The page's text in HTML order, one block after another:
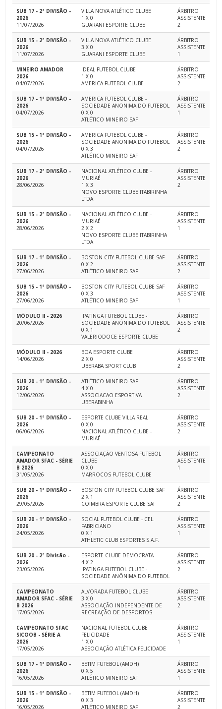
SUB 17 - 2ª DIVISÃO -
2026
11/07/2026
VILLA NOVA ATLÉTICO CLUBE
1 X 0
GUARANI ESPORTE CLUBE
ÁRBITRO
ASSISTENTE
2
SUB 15 - 2ª DIVISÃO -
2026
11/07/2026
VILLA NOVA ATLÉTICO CLUBE
3 X 0
GUARANI ESPORTE CLUBE
ÁRBITRO
ASSISTENTE
1
MINEIRO AMADOR
2026
04/07/2026
IDEAL FUTEBOL CLUBE
1 X 0
AMERICA FUTEBOL CLUBE
ÁRBITRO
ASSISTENTE
2
SUB 17 - 1ª DIVISÃO -
2026
04/07/2026
AMERICA FUTEBOL CLUBE -
SOCIEDADE ANONIMA DO FUTEBOL
0 X 0
ATLÉTICO MINEIRO SAF
ÁRBITRO
ASSISTENTE
1
SUB 15 - 1ª DIVISÃO -
2026
04/07/2026
AMERICA FUTEBOL CLUBE -
SOCIEDADE ANONIMA DO FUTEBOL
0 X 3
ATLÉTICO MINEIRO SAF
ÁRBITRO
ASSISTENTE
2
SUB 17 - 2ª DIVISÃO -
2026
28/06/2026
NACIONAL ATLÉTICO CLUBE -
MURIAÉ
1 X 3
NOVO ESPORTE CLUBE ITABIRINHA
LTDA
ÁRBITRO
ASSISTENTE
2
SUB 15 - 2ª DIVISÃO -
2026
28/06/2026
NACIONAL ATLÉTICO CLUBE -
MURIAÉ
2 X 2
NOVO ESPORTE CLUBE ITABIRINHA
LTDA
ÁRBITRO
ASSISTENTE
1
SUB 17 - 1ª DIVISÃO -
2026
27/06/2026
BOSTON CITY FUTEBOL CLUBE SAF
0 X 2
ATLÉTICO MINEIRO SAF
ÁRBITRO
ASSISTENTE
2
SUB 15 - 1ª DIVISÃO -
2026
27/06/2026
BOSTON CITY FUTEBOL CLUBE SAF
0 X 3
ATLÉTICO MINEIRO SAF
ÁRBITRO
ASSISTENTE
1
MÓDULO II - 2026
20/06/2026
IPATINGA FUTEBOL CLUBE -
SOCIEDADE ANÔNIMA DO FUTEBOL
0 X 1
VALERIODOCE ESPORTE CLUBE
ÁRBITRO
ASSISTENTE
2
MÓDULO II - 2026
14/06/2026
BOA ESPORTE CLUBE
2 X 0
UBERABA SPORT CLUB
ÁRBITRO
ASSISTENTE
2
SUB 20 - 1ª DIVISÃO -
2026
12/06/2026
ATLÉTICO MINEIRO SAF
4 X 0
ASSOCIACAO ESPORTIVA
UBERABINHA
ÁRBITRO
ASSISTENTE
2
SUB 20 - 1ª DIVISÃO -
2026
06/06/2026
ESPORTE CLUBE VILLA REAL
0 X 0
NACIONAL ATLÉTICO CLUBE -
MURIAÉ
ÁRBITRO
ASSISTENTE
2
CAMPEONATO
AMADOR SFAC - SÉRIE
B 2026
31/05/2026
ASSOCIAÇÃO VENTOSA FUTEBOL
CLUBE
0 X 0
MARROCOS FUTEBOL CLUBE
ÁRBITRO
ASSISTENTE
1
SUB 20 - 1ª DIVISÃO -
2026
29/05/2026
BOSTON CITY FUTEBOL CLUBE SAF
2 X 1
COIMBRA ESPORTE CLUBE SAF
ÁRBITRO
ASSISTENTE
2
SUB 20 - 1ª DIVISÃO -
2026
24/05/2026
SOCIAL FUTEBOL CLUBE - CEL.
FABRICIANO
0 X 1
ATHLETIC CLUB ESPORTES S.A.F.
ÁRBITRO
ASSISTENTE
1
SUB 20 - 2ª Divisão -
2026
23/05/2026
ESPORTE CLUBE DEMOCRATA
4 X 2
IPATINGA FUTEBOL CLUBE -
SOCIEDADE ANÔNIMA DO FUTEBOL
ÁRBITRO
ASSISTENTE
2
CAMPEONATO
AMADOR SFAC - SÉRIE
B 2026
17/05/2026
ALVORADA FUTEBOL CLUBE
3 X 0
ASSOCIAÇÃO INDEPENDENTE DE
RECREAÇÃO DE DESPORTOS
ÁRBITRO
ASSISTENTE
2
CAMPEONATO SFAC
SICOOB - SÉRIE A
2026
17/05/2026
NACIONAL FUTEBOL CLUBE
FELICIDADE
1 X 0
ASSOCIAÇÃO ATLÉTICA FELICIDADE
ÁRBITRO
ASSISTENTE
1
SUB 17 - 1ª DIVISÃO -
2026
16/05/2026
BETIM FUTEBOL (AMDH)
0 X 5
ATLÉTICO MINEIRO SAF
ÁRBITRO
ASSISTENTE
1
SUB 15 - 1ª DIVISÃO -
2026
16/05/2026
BETIM FUTEBOL (AMDH)
0 X 3
ATLÉTICO MINEIRO SAF
ÁRBITRO
ASSISTENTE
2